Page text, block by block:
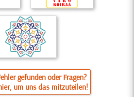
gefunden oder Fragen?
um uns das mitzuteilen!